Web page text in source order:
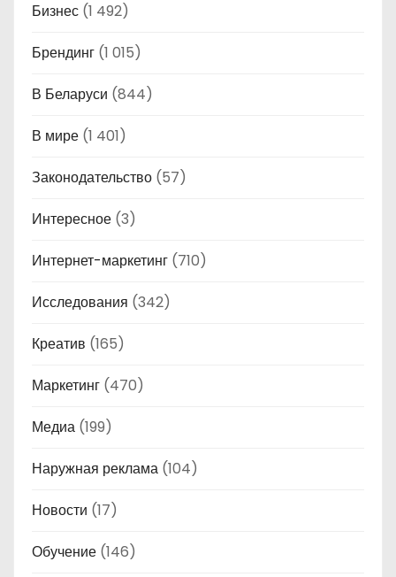
Бизнес (1 492)
Брендинг (1 015)
В Беларуси (844)
В мире (1 401)
Законодательство (57)
Интересное (3)
Интернет-маркетинг (710)
Исследования (342)
Креатив (165)
Маркетинг (470)
Медиа (199)
Наружная реклама (104)
Новости (17)
Обучение (146)